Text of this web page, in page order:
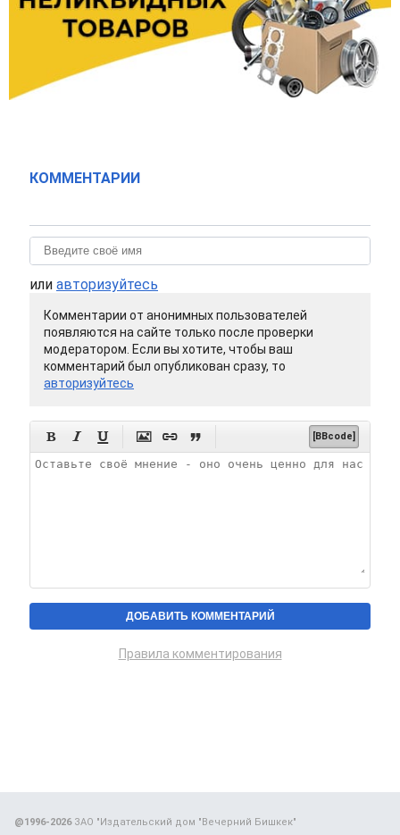
КОММЕНТАРИИ
или авторизуйтесь
Комментарии от анонимных пользователей
появляются на сайте только после проверки
модератором. Если вы хотите, чтобы ваш
комментарий был опубликован сразу, то
авторизуйтесь
      [BBcode]
Правила комментирования
@1996-2026ЗАО "Издательский дом "Вечерний Бишкек"